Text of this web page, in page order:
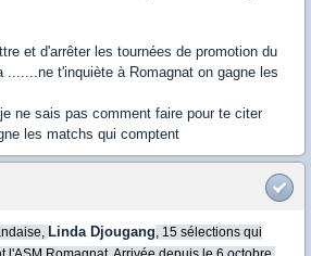
et d'arrêter les tournées de promotion du
.......ne t'inquiète à Romagnat on gagne les
ne sais pas comment faire pour te citer
les matchs qui comptent
Linda Djougang, 15 sélections qui